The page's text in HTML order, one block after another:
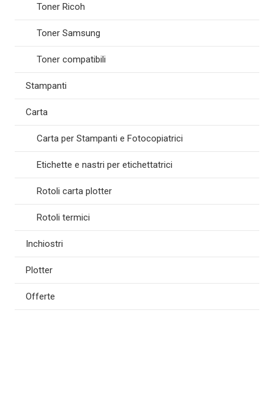
Toner Ricoh
Toner Samsung
Toner compatibili
Stampanti
Carta
Carta per Stampanti e Fotocopiatrici
Etichette e nastri per etichettatrici
Rotoli carta plotter
Rotoli termici
Inchiostri
Plotter
Offerte